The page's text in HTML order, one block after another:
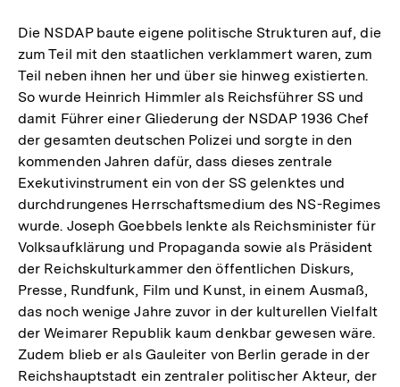
Die NSDAP baute eigene politische Strukturen auf, die
zum Teil mit den staatlichen verklammert waren, zum
Teil neben ihnen her und über sie hinweg existierten.
So wurde Heinrich Himmler als Reichsführer SS und
damit Führer einer Gliederung der NSDAP 1936 Chef
der gesamten deutschen Polizei und sorgte in den
kommenden Jahren dafür, dass dieses zentrale
Exekutivinstrument ein von der SS gelenktes und
durchdrungenes Herrschaftsmedium des NS-Regimes
wurde. Joseph Goebbels lenkte als Reichsminister für
Volksaufklärung und Propaganda sowie als Präsident
der Reichskulturkammer den öffentlichen Diskurs,
Presse, Rundfunk, Film und Kunst, in einem Ausmaß,
das noch wenige Jahre zuvor in der kulturellen Vielfalt
der Weimarer Republik kaum denkbar gewesen wäre.
Zudem blieb er als Gauleiter von Berlin gerade in der
Reichshauptstadt ein zentraler politischer Akteur, der